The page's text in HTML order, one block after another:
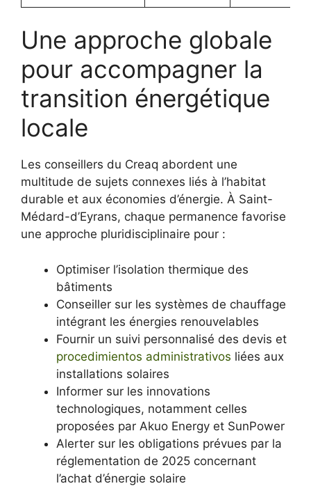
Une approche globale
pour accompagner la
transition énergétique
locale
Les conseillers du Creaq abordent une
multitude de sujets connexes liés à l’habitat
durable et aux économies d’énergie. À Saint-
Médard-d’Eyrans, chaque permanence favorise
une approche pluridisciplinaire pour :
Optimiser l’isolation thermique des
bâtiments
Conseiller sur les systèmes de chauffage
intégrant les énergies renouvelables
Fournir un suivi personnalisé des devis et
procedimientos administrativos liées aux
installations solaires
Informer sur les innovations
technologiques, notamment celles
proposées par Akuo Energy et SunPower
Alerter sur les obligations prévues par la
réglementation de 2025 concernant
l’achat d’énergie solaire